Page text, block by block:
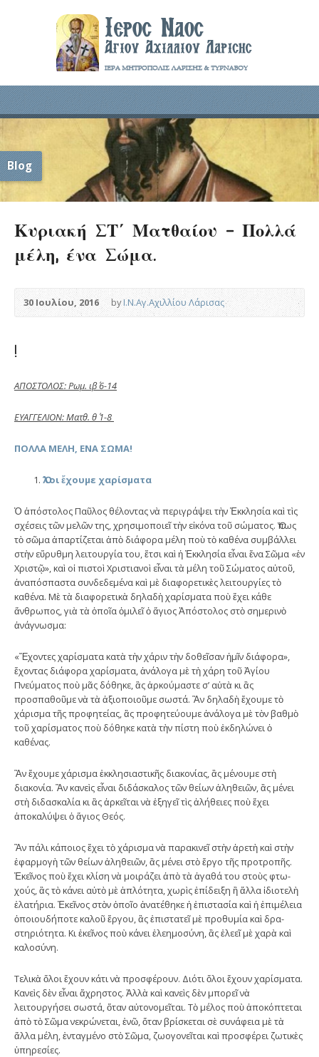
Blog
Κυριακή ΣΤ΄ Ματθαίου – Πολλά
μέλη, ένα Σώμα.
30 Ιουλίου, 2016 byΙ.Ν.Αγ.Αχιλλίου Λάρισας
!
ΑΠΟΣΤΟΛΟΣ: Ρωμ. ιβ΄ 6-14
ΕΥΑΓΓΕΛΙΟΝ: Ματθ. θ΄ 1-8
ΠΟΛΛΑ ΜΕΛΗ, ΕΝΑ ΣΩΜΑ!
Ὅλοι ἔχουμε χαρίσματα
Ὁ ἀπόστολος Παῦλος θέλοντας νὰ περιγράψει τὴν Ἐκκλησία καὶ τὶς
σχέσεις τῶν μελῶν της, χρησιμοποιεῖ τὴν εἰκόνα τοῦ σώματος. Ὅπως
τὸ σῶμα ἀπαρτίζεται ἀπὸ διάφορα μέλη ποὺ τὸ καθένα συμβάλλει
στὴν εὔρυθμη λειτουργία του, ἔτσι καὶ ἡ Ἐκκλησία εἶναι ἕνα Σῶμα «ἐν
Χριστῷ», καὶ οἱ πιστοὶ Χριστιανοὶ εἶναι τὰ μέλη τοῦ Σώματος αὐτοῦ,
ἀναπόσπαστα συνδεδεμένα καὶ μὲ διαφορετικὲς λειτουργίες τὸ
καθένα. Μὲ τὰ διαφορετικὰ δηλαδὴ χαρίσματα ποὺ ἔχει κάθε
ἄνθρωπος, γιὰ τὰ ὁποῖα ὁμιλεῖ ὁ ἅγιος Ἀπόστολος στὸ σημερινὸ
ἀνάγνωσμα:
«Ἔχοντες χαρίσματα κατὰ τὴν χάριν τὴν δοθεῖσαν ἡμῖν διάφορα»,
ἔχοντας διάφορα χαρίσματα, ἀνά­λο­γα μὲ τὴ χάρη τοῦ Ἁγίου
Πνεύματος ποὺ μᾶς δόθηκε, ἂς ἀρκούμαστε σ’ αὐτὰ κι ἂς
προσπαθοῦμε νὰ τὰ ἀξιοποιοῦμε σωστά. Ἂν δηλαδὴ ἔχουμε τὸ
χάρισμα τῆς προφητείας, ἂς προφητεύουμε ἀνάλογα μὲ τὸν βαθμὸ
τοῦ χαρίσματος ποὺ δόθηκε κατὰ τὴν πίστη ποὺ ἐκδηλώνει ὁ
καθένας.
Ἂν ἔχουμε χάρισμα ἐκκλησιαστικῆς διακονίας, ἂς μέ­­νουμε στὴ
διακονία. Ἂν κανεὶς εἶναι διδάσκαλος τῶν θείων ἀληθειῶν, ἂς μένει
στὴ δι­δα­­­­σκαλία κι ἂς ἀρκεῖται νὰ ἐξηγεῖ τὶς ἀλήθειες ποὺ ἔχει
ἀποκαλύψει ὁ ἅγιος Θεός.
Ἂν πάλι κάποιος ἔχει τὸ χάρισμα νὰ παρακινεῖ στὴν ἀρε­τὴ καὶ στὴν
ἐφαρμογὴ τῶν θείων ἀληθειῶν, ἂς μένει στὸ ἔργο τῆς προτροπῆς.
Ἐκεῖνος ποὺ ἔχει κλίση νὰ μοιράζει ἀπὸ τὰ ἀγαθά του στοὺς φτω­
χούς, ἂς τὸ κάνει αὐτὸ μὲ ἁπλότητα, χωρὶς ἐπίδειξη ἢ ἄλλα ἰδιοτελὴ
ἐλατήρια. Ἐκεῖνος στὸν ὁποῖο ἀνα­τέ­θηκε ἡ ἐπιστασία καὶ ἡ ἐπιμέλεια
ὁποι­ου­δήποτε καλοῦ ἔργου, ἂς ἐπιστατεῖ μὲ προθυμία καὶ δρα­
στηριότητα. Κι ἐκεῖνος ποὺ κάνει ἐλεημοσύνη, ἂς ἐλεεῖ μὲ χαρὰ καὶ
καλοσύνη.
Τελικὰ ὅλοι ἔχουν κάτι νὰ προσφέρουν. Διότι ὅλοι ἔχουν χαρίσματα.
Κανεὶς δὲν εἶναι ἄχρηστος. Ἀλλὰ καὶ κανεὶς δὲν μπορεῖ νὰ
λειτουργήσει σωστά, ὅταν αὐτονομεῖται. Τὸ μέλος ποὺ ἀποκόπτεται
ἀπὸ τὸ Σῶμα νεκρώνεται, ἐνῶ, ὅταν βρίσκεται σὲ συνάφεια μὲ τὰ
ἄλλα μέλη, ἐνταγμένο στὸ Σῶμα, ζωογονεῖται καὶ προσφέρει ζω­­τικὲς
ὑπηρεσίες.